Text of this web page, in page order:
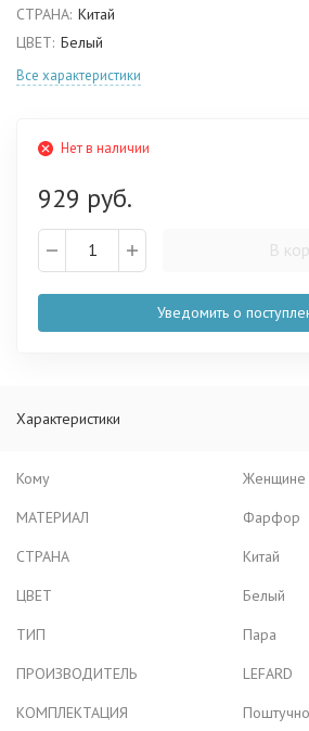
СТРАНА: Китай
ЦВЕТ: Белый
Все характеристики
Нет в наличии
929 руб.
В
Уведомить о
Характеристики
Кому
Женщине
МАТЕРИАЛ
Фарфор
СТРАНА
Китай
ЦВЕТ
Белый
ТИП
Пара
ПРОИЗВОДИТЕЛЬ
LEFARD
КОМПЛЕКТАЦИЯ
Поштучно